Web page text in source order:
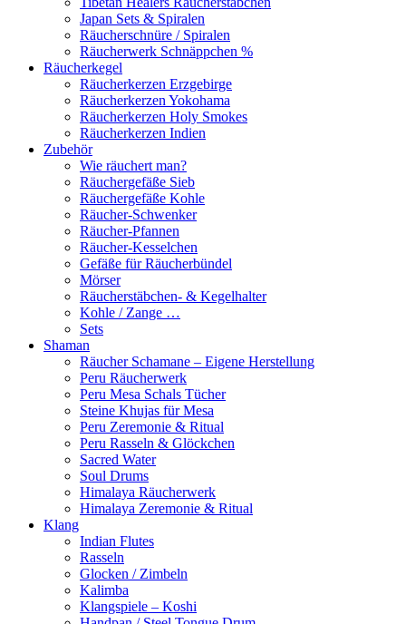
Japan Sets & Spiralen
Räucherschnüre / Spiralen
Räucherwerk Schnäppchen %
Räucherkegel
Räucherkerzen Erzgebirge
Räucherkerzen Yokohama
Räucherkerzen Holy Smokes
Räucherkerzen Indien
Zubehör
Wie räuchert man?
Räuchergefäße Sieb
Räuchergefäße Kohle
Räucher-Schwenker
Räucher-Pfannen
Räucher-Kesselchen
Gefäße für Räucherbündel
Mörser
Räucherstäbchen- & Kegelhalter
Kohle / Zange …
Sets
Shaman
Räucher Schamane – Eigene Herstellung
Peru Räucherwerk
Peru Mesa Schals Tücher
Steine Khujas für Mesa
Peru Zeremonie & Ritual
Peru Rasseln & Glöckchen
Sacred Water
Soul Drums
Himalaya Räucherwerk
Himalaya Zeremonie & Ritual
Klang
Indian Flutes
Rasseln
Glocken / Zimbeln
Kalimba
Klangspiele – Koshi